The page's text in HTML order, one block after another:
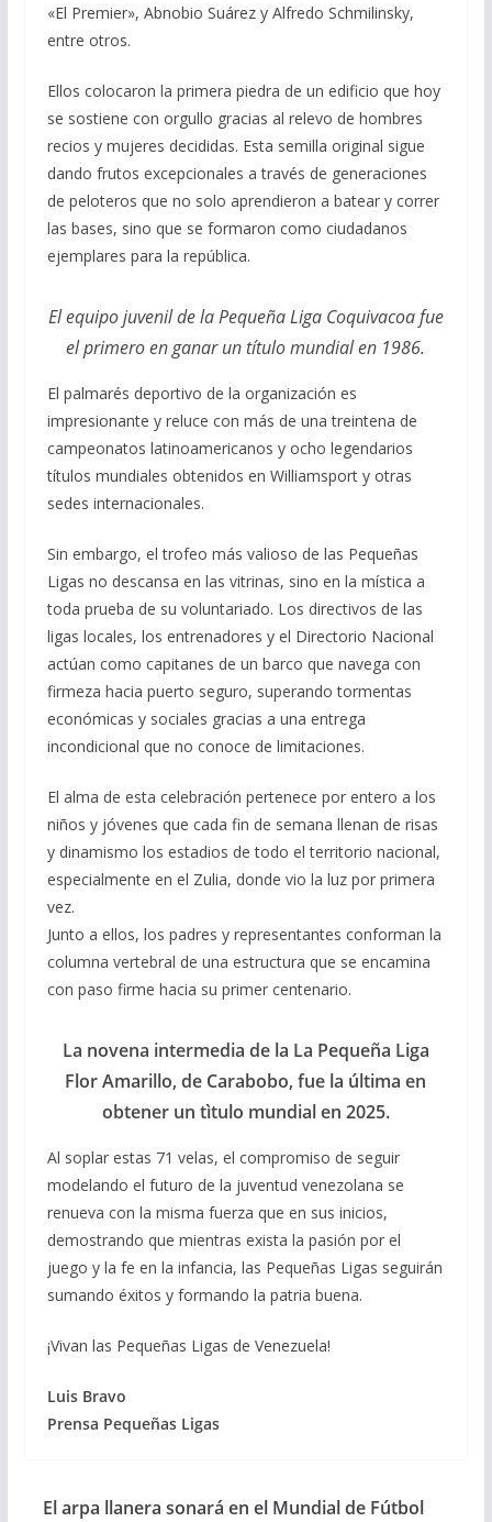
«El Premier», Abnobio Suárez y Alfredo Schmilinsky,
entre otros.
Ellos colocaron la primera piedra de un edificio que hoy
se sostiene con orgullo gracias al relevo de hombres
recios y mujeres decididas. Esta semilla original sigue
dando frutos excepcionales a través de generaciones
de peloteros que no solo aprendieron a batear y correr
las bases, sino que se formaron como ciudadanos
ejemplares para la república.
El equipo juvenil de la Pequeña Liga Coquivacoa fue
el primero en ganar un título mundial en 1986.
El palmarés deportivo de la organización es
impresionante y reluce con más de una treintena de
campeonatos latinoamericanos y ocho legendarios
títulos mundiales obtenidos en Williamsport y otras
sedes internacionales.
Sin embargo, el trofeo más valioso de las Pequeñas
Ligas no descansa en las vitrinas, sino en la mística a
toda prueba de su voluntariado. Los directivos de las
ligas locales, los entrenadores y el Directorio Nacional
actúan como capitanes de un barco que navega con
firmeza hacia puerto seguro, superando tormentas
económicas y sociales gracias a una entrega
incondicional que no conoce de limitaciones.
El alma de esta celebración pertenece por entero a los
niños y jóvenes que cada fin de semana llenan de risas
y dinamismo los estadios de todo el territorio nacional,
especialmente en el Zulia, donde vio la luz por primera
vez.
Junto a ellos, los padres y representantes conforman la
columna vertebral de una estructura que se encamina
con paso firme hacia su primer centenario.
La novena intermedia de la La Pequeña Liga
Flor Amarillo, de Carabobo, fue la última en
obtener un tìtulo mundial en 2025.
Al soplar estas 71 velas, el compromiso de seguir
modelando el futuro de la juventud venezolana se
renueva con la misma fuerza que en sus inicios,
demostrando que mientras exista la pasión por el
juego y la fe en la infancia, las Pequeñas Ligas seguirán
sumando éxitos y formando la patria buena.
¡Vivan las Pequeñas Ligas de Venezuela!
Luis Bravo
Prensa Pequeñas Ligas
El arpa llanera sonará en el Mundial de Fútbol